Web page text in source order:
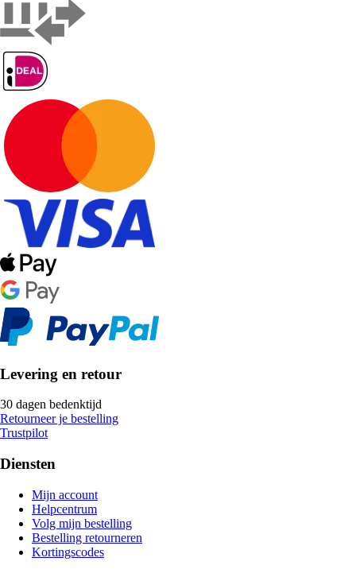
Levering en retour
30 dagen bedenktijd
Retourneer je bestelling
Trustpilot
Diensten
Mijn account
Helpcentrum
Volg mijn bestelling
Bestelling retourneren
Kortingscodes